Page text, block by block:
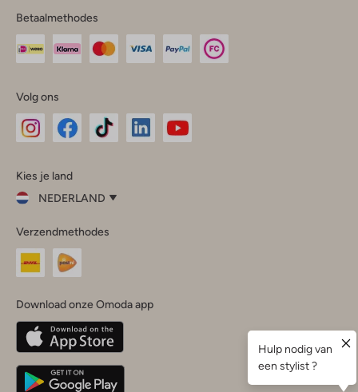
Betaalmethodes
Volg ons
InstagramFacebook
Kies je land
NEDERLAND
je
land
Nederland
Belgique(Français)
Deutschland
Verzendmethodes
Download onze Omoda app